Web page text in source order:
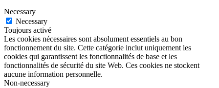
Necessary
Necessary
Toujours activé
Les cookies nécessaires sont absolument essentiels au bon
fonctionnement du site. Cette catégorie inclut uniquement les
cookies qui garantissent les fonctionnalités de base et les
fonctionnalités de sécurité du site Web. Ces cookies ne stockent
aucune information personnelle.
Non-necessary